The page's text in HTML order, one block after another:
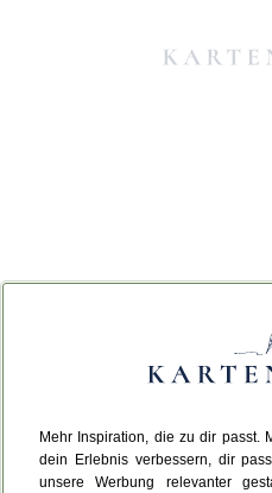
Mehr Inspiration, die zu dir passt.
dein Erlebnis verbessern, dir
unsere Werbung relevanter
Da ist etwas